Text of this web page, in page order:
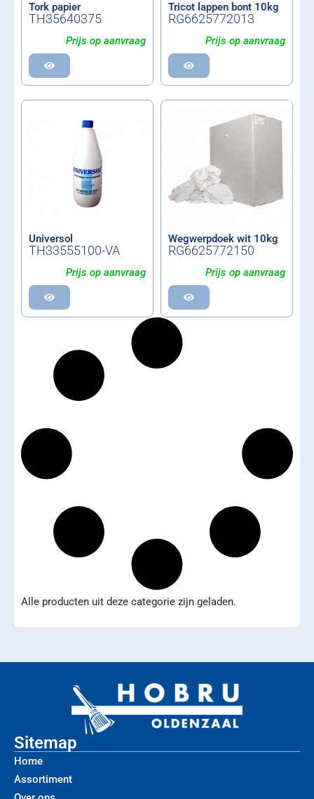
Tork papier
TH35640375
Prijs op aanvraag
Tricot lappen bont 10kg
RG6625772013
Prijs op aanvraag
Universol
TH33555100-VA
Prijs op aanvraag
Wegwerpdoek wit 10kg
RG6625772150
Prijs op aanvraag
Alle producten uit deze categorie zijn geladen.
Sitemap
Home
Assortiment